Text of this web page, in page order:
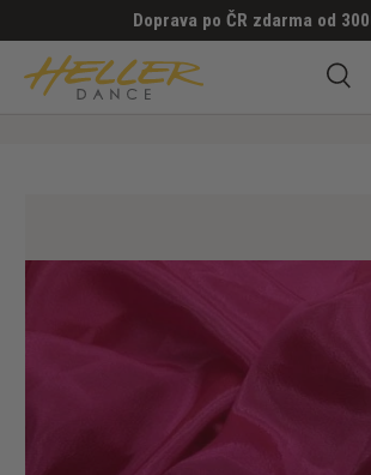
PŘESKOČIT NA OBSAH
Doprava po ČR zdarma od